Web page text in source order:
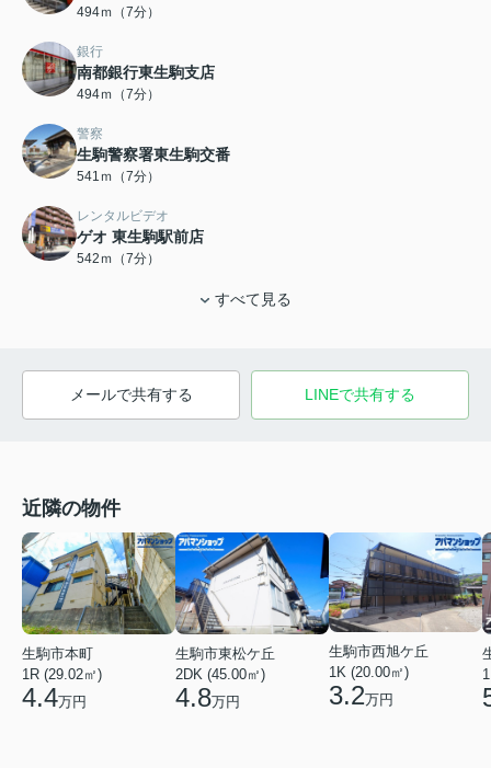
494ｍ（7分）
銀行
南都銀行東生駒支店
494ｍ（7分）
警察
生駒警察署東生駒交番
541ｍ（7分）
レンタルビデオ
ゲオ 東生駒駅前店
542ｍ（7分）
すべて見る
メールで共有する LINEで共有する
近隣の物件
生駒市本町
1R (29.02㎡)
4.4万円
生駒市東松ケ丘
2DK (45.00㎡)
4.8万円
生駒市西旭ケ丘
1K (20.00㎡)
3.2万円